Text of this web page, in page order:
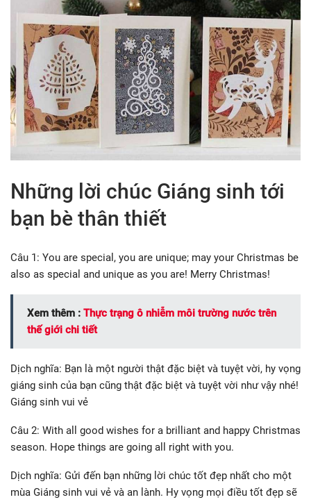
Những lời chúc Giáng sinh tới
bạn bè thân thiết
Câu 1: You are special, you are unique; may your Christmas be
also as special and unique as you are! Merry Christmas!
Xem thêm : Thực trạng ô nhiễm môi trường nước trên
thế giới chi tiết
Dịch nghĩa: Bạn là một người thật đặc biệt và tuyệt vời, hy vọng
giáng sinh của bạn cũng thật đặc biệt và tuyệt vời như vậy nhé!
Giáng sinh vui vẻ
Câu 2: With all good wishes for a brilliant and happy Christmas
season. Hope things are going all right with you.
Dịch nghĩa: Gửi đến bạn những lời chúc tốt đẹp nhất cho một
mùa Giáng sinh vui vẻ và an lành. Hy vọng mọi điều tốt đẹp sẽ